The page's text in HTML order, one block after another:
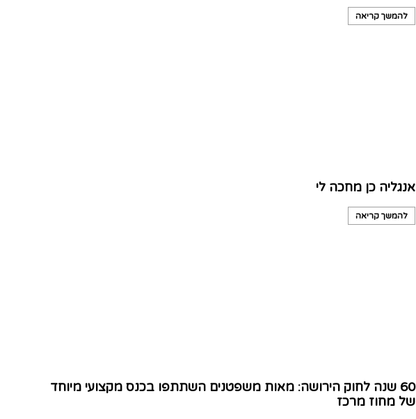
להמשך קריאה
אנגליה כן מחכה לי
להמשך קריאה
60 שנה לחוק הירושה: מאות משפטנים השתתפו בכנס מקצועי מיוחד
של מחוז מרכז